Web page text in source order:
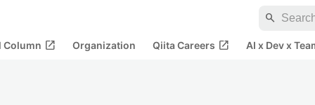
search
Column open_in_new Organization Qiita Careers open_in_new AI x Dev x